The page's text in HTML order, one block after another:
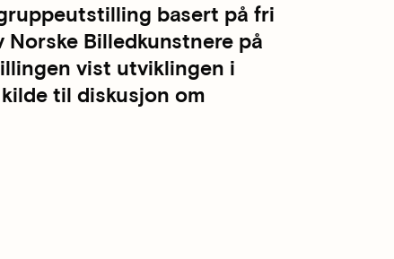
basert på fri
Billedkunstnere på
vist utviklingen i
til diskusjon om